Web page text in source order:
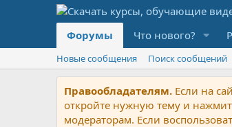
Форумы Что нового?
Новые сообщения Поиск сообщений
Правообладателям. Если на
откройте нужную тему и
модераторам. Если